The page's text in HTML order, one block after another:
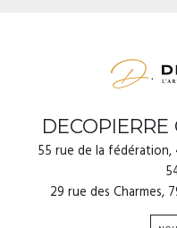
55 rue de la fédération,
29 rue des Charmes,